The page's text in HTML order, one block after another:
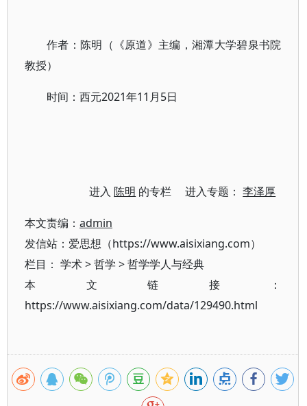
作者：陈明（《原道》主编，湘潭大学碧泉书院
教授）
时间：西元2021年11月5日
进入陈明 的专栏 进入专题：李泽厚
本文责编： admin
发信站：爱思想（https://www.aisixiang.com）
栏目： 学术>哲学 >哲学学人与经典
本文链接：
https://www.aisixiang.com/data/129490.html